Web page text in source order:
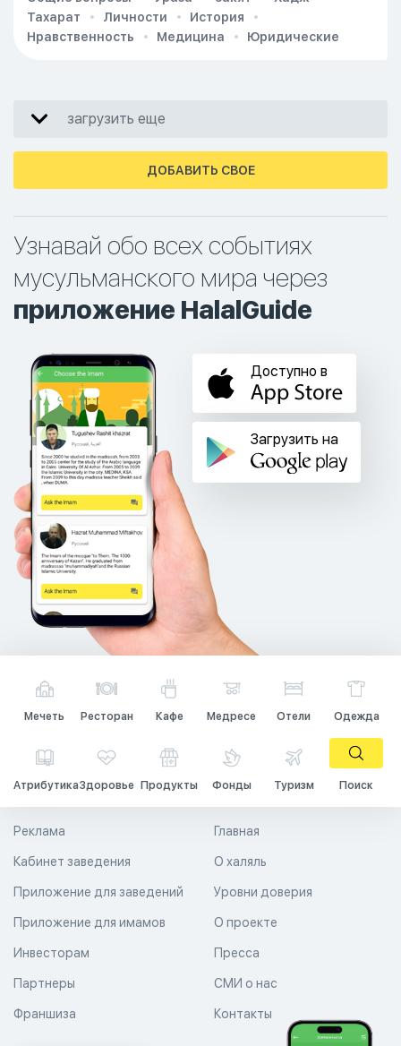
Тахарат
Личности
История
Нравственность
Медицина Юридические
загрузить еще
ДОБАВИТЬ СВОЕ
Узнавай обо всех событиях
мусульманского мира через
приложение HalalGuide
Доступно в
Загрузить на
Мечеть Ресторан Кафе Медресе Отели Одежда
АтрибутикаЗдоровье Продукты Фонды Туризм Поиск
Главная
О халяль
Уровни доверия
Реклама
Кабинет заведения
Приложение для заведений
Приложение для имамов О проекте
Пресса
СМИ о нас
Контакты
Инвесторам
Партнеры
Франшиза